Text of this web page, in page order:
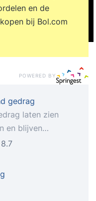
en de
bij Bol.com
POWERED BY
gedrag
laten zien
en blijven
toegevoegde
kwaliteiten.
op dat moment
8.7